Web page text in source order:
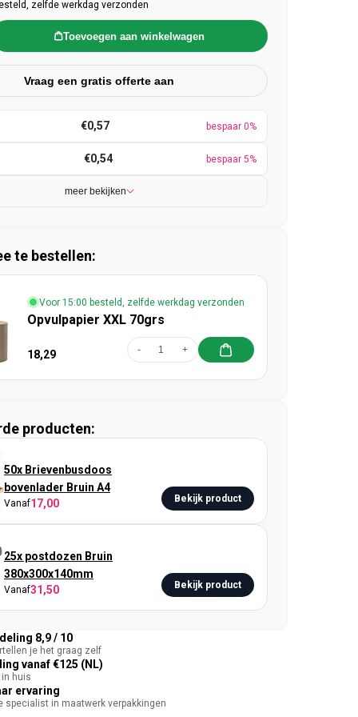
zelfde werkdag verzonden
Toevoegen aan winkelwagen
Vraag een gratis offerte aan
€0,57 bespaar 0%
€0,54 bespaar 5%
meer bekijken
te bestellen:
Voor 15:00 besteld, zelfde werkdag verzonden
Opvulpapier XXL 70grs
18,29 - +
producten:
50x Brievenbusdoos
bovenlader Bruin A4
Vanaf17,00 Bekijk product
25x postdozen Bruin
380x300x140mm
Vanaf31,50 Bekijk product
8,9 / 10
je het graag zelf
vanaf €125 (NL)
huis
ervaring
specialist in maatwerk verpakkingen